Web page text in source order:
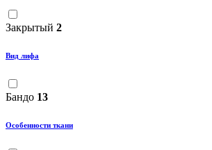
Закрытый 2
Вид лифа
Бандо 13
Особенности ткани